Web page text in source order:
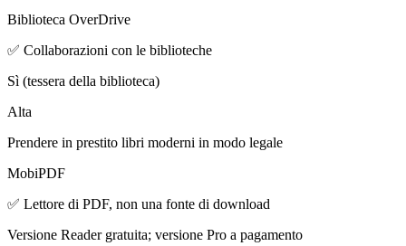
Biblioteca OverDrive
✅ Collaborazioni con le biblioteche
Sì (tessera della biblioteca)
Alta
Prendere in prestito libri moderni in modo legale
MobiPDF
✅ Lettore di PDF, non una fonte di download
Versione Reader gratuita; versione Pro a pagamento